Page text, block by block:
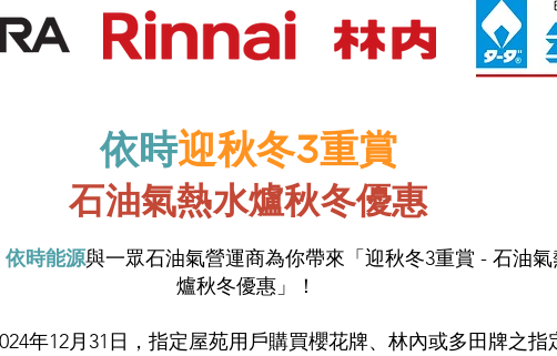
​依時迎秋冬3重賞
石油氣熱水爐秋冬優惠
依時能源與一眾石油氣營運商為你帶來「迎秋冬3重賞 - 石油氣
爐秋冬優惠」！
年12月31日，指定屋苑用戶購買櫻花牌、林內或多田牌之指